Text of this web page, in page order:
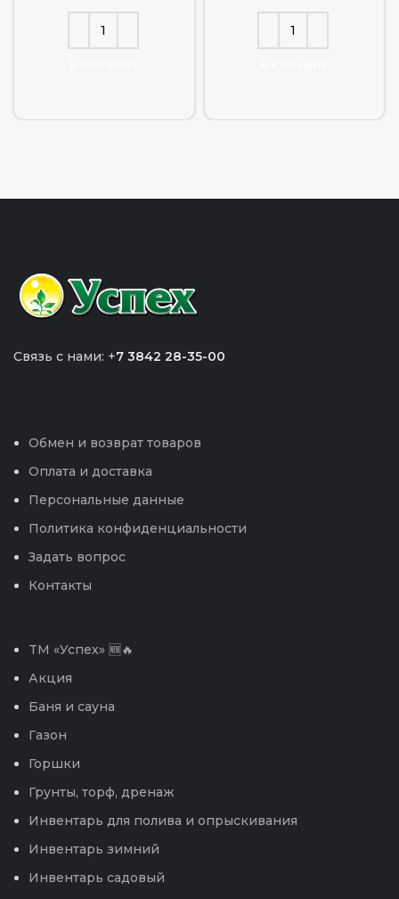
Связь с нами: +7 3842 28-35-00
Обмен и возврат товаров
Оплата и доставка
Персональные данные
Политика конфиденциальности
Задать вопрос
Контакты
TM «Успех» 🆕🔥
Акция
Баня и сауна
Газон
Горшки
Грунты, торф, дренаж
Инвентарь для полива и опрыскивания
Инвентарь зимний
Инвентарь садовый